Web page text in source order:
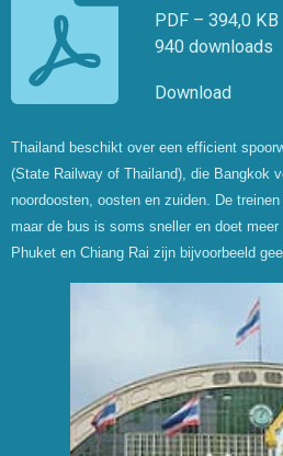
PDF – 394,0 KB
940 downloads
Download
Thailand beschikt over een efficient
(State Railway of Thailand), die Bangkok
noordoosten, oosten en zuiden. De
maar de bus is soms sneller en doet
Phuket en Chiang Rai zijn bijvoorbeeld